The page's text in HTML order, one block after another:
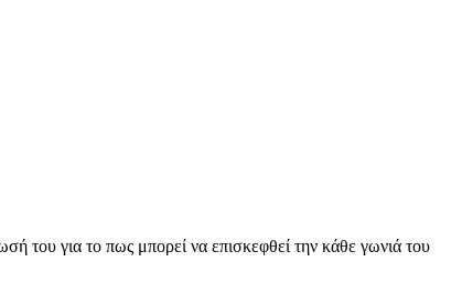
του για το πως μπορεί να επισκεφθεί την κάθε γωνιά του